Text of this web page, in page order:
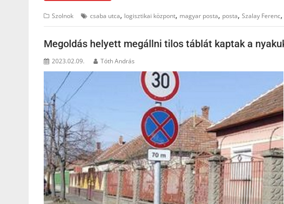
Szolnok csaba utca, logisztikai központ, magyar posta, posta, Szalay Ferenc,
Megoldás helyett megállni tilos táblát kaptak a
2023.02.09. Tóth András